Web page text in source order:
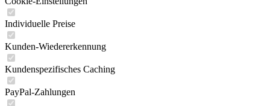
Individuelle Preise
Kunden-Wiedererkennung
Kundenspezifisches Caching
PayPal-Zahlungen